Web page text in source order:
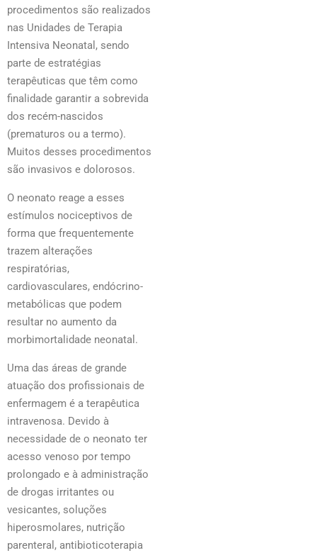
procedimentos são realizados
nas Unidades de Terapia
Intensiva Neonatal, sendo
parte de estratégias
terapêuticas que têm como
finalidade garantir a sobrevida
dos recém-nascidos
(prematuros ou a termo).
Muitos desses procedimentos
são invasivos e dolorosos.
O neonato reage a esses
estímulos nociceptivos de
forma que frequentemente
trazem alterações
respiratórias,
cardiovasculares, endócrino-
metabólicas que podem
resultar no aumento da
morbimortalidade neonatal.
Uma das áreas de grande
atuação dos profissionais de
enfermagem é a terapêutica
intravenosa. Devido à
necessidade de o neonato ter
acesso venoso por tempo
prolongado e à administração
de drogas irritantes ou
vesicantes, soluções
hiperosmolares, nutrição
parenteral, antibioticoterapia